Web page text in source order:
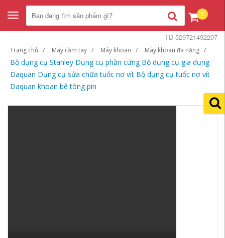
Toggle
navigation
0
Trang chủ Máy cầm tay Máy khoan Máy khoan đa năng
Bộ dụng cụ Stanley Dụng cụ phần cứng Bộ dụng cụ gia dụng
Daquan Dụng cụ sửa chữa tuốc nơ vít Bộ dụng cụ tuốc nơ vít
Daquan khoan bê tông pin
TD-529721492207